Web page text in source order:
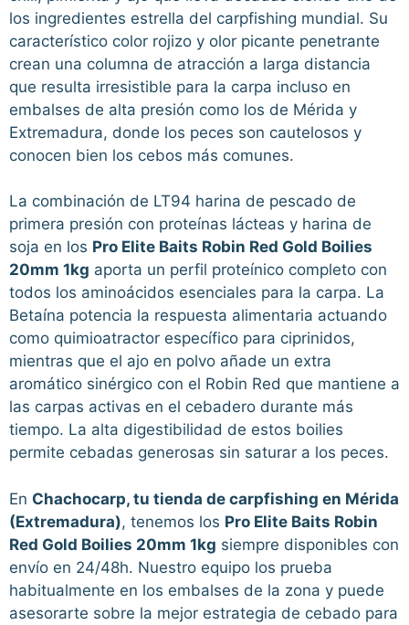
los ingredientes estrella del carpfishing mundial. Su
característico color rojizo y olor picante penetrante
crean una columna de atracción a larga distancia
que resulta irresistible para la carpa incluso en
embalses de alta presión como los de Mérida y
Extremadura, donde los peces son cautelosos y
conocen bien los cebos más comunes.
La combinación de LT94 harina de pescado de
primera presión con proteínas lácteas y harina de
soja en los Pro Elite Baits Robin Red Gold Boilies
20mm 1kg aporta un perfil proteínico completo con
todos los aminoácidos esenciales para la carpa. La
Betaína potencia la respuesta alimentaria actuando
como quimioatractor específico para ciprinidos,
mientras que el ajo en polvo añade un extra
aromático sinérgico con el Robin Red que mantiene a
las carpas activas en el cebadero durante más
tiempo. La alta digestibilidad de estos boilies
permite cebadas generosas sin saturar a los peces.
En Chachocarp, tu tienda de carpfishing en Mérida
(Extremadura), tenemos los Pro Elite Baits Robin
Red Gold Boilies 20mm 1kg siempre disponibles con
envío en 24/48h. Nuestro equipo los prueba
habitualmente en los embalses de la zona y puede
asesorarte sobre la mejor estrategia de cebado para